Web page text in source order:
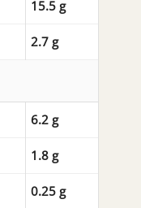
15.5 g
2.7 g
6.2 g
1.8 g
0.25 g